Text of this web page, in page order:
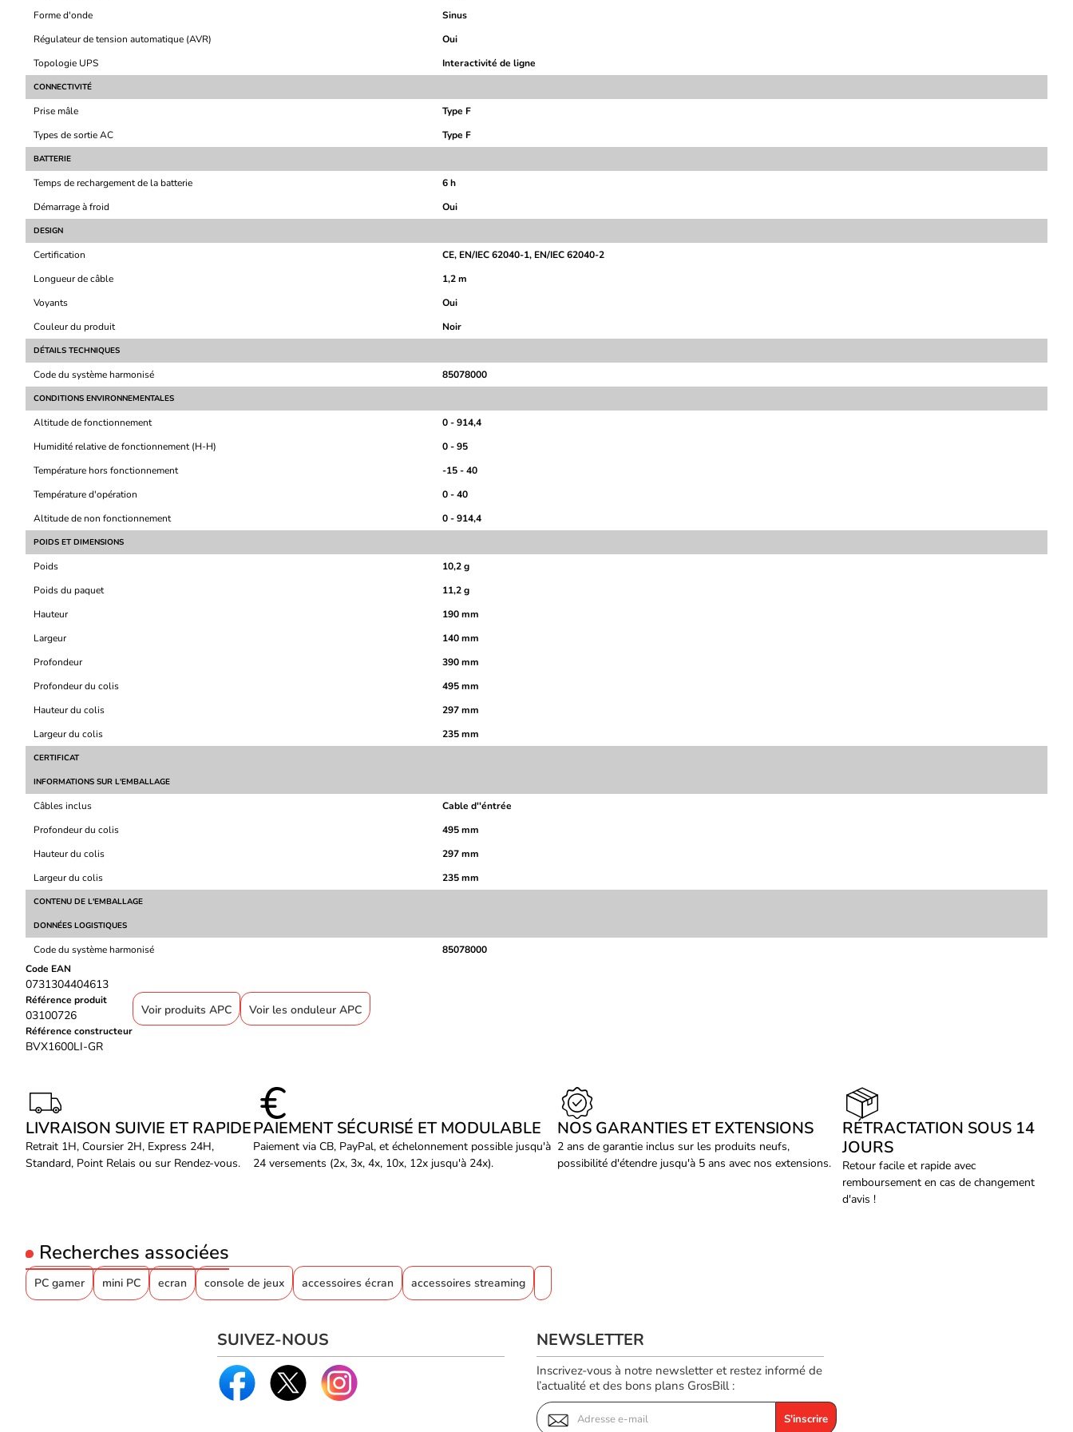
Forme d'onde
Sinus
Régulateur de tension automatique (AVR)
Oui
Topologie UPS
Interactivité de ligne
CONNECTIVITÉ
Prise mâle
Type F
Types de sortie AC
Type F
BATTERIE
Temps de rechargement de la batterie
6 h
Démarrage à froid
Oui
DESIGN
Certification
CE, EN/IEC 62040-1, EN/IEC 62040-2
Longueur de câble
1,2 m
Voyants
Oui
Couleur du produit
Noir
DÉTAILS TECHNIQUES
Code du système harmonisé 85078000
CONDITIONS ENVIRONNEMENTALES
Altitude de fonctionnement
0 - 914,4
Humidité relative de fonctionnement (H-H)
0 - 95
Température hors fonctionnement
-15 - 40
Température d'opération
0 - 40
Altitude de non fonctionnement
0 - 914,4
POIDS ET DIMENSIONS
Poids
10,2 g
Poids du paquet
11,2 g
Hauteur
190 mm
Largeur
140 mm
Profondeur
390 mm
Profondeur du colis
495 mm
Hauteur du colis
297 mm
Largeur du colis
235 mm
CERTIFICAT
INFORMATIONS SUR L'EMBALLAGE
Câbles inclus
Cable d''éntrée
Profondeur du colis
495 mm
Hauteur du colis
297 mm
Largeur du colis
235 mm
CONTENU DE L'EMBALLAGE
DONNÉES LOGISTIQUES
Code du système harmonisé
85078000
Code EAN
0731304404613
Référence produit
03100726
Référence constructeur
BVX1600LI-GR
Voir produits APC Voir les onduleur APC
LIVRAISON SUIVIE ET RAPIDE
Retrait 1H, Coursier 2H, Express 24H,
Standard, Point Relais ou sur Rendez-vous.
PAIEMENT SÉCURISÉ ET MODULABLE
Paiement via CB, PayPal, et échelonnement possible jusqu'à
24 versements (2x, 3x, 4x, 10x, 12x jusqu'à 24x).
NOS GARANTIES ET EXTENSIONS
2 ans de garantie inclus sur les produits neufs,
possibilité d'étendre jusqu'à 5 ans avec nos extensions.
RÉTRACTATION SOUS 14
JOURS
Retour facile et rapide avec
remboursement en cas de changement
d'avis !
Recherches associées
PC gamer mini PC ecran console de jeux accessoires écran accessoires streaming
SUIVEZ-NOUS NEWSLETTER
Inscrivez-vous à notre newsletter et restez informé de
l’actualité et des bons plans GrosBill :
S'inscrire